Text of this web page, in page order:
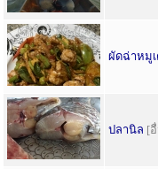
ผัดฉ่าหมูเ
ปลานิล [